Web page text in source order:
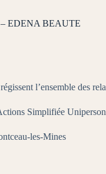
EDENA BEAUTE
l’ensemble des
Simplifiée
les-Mines